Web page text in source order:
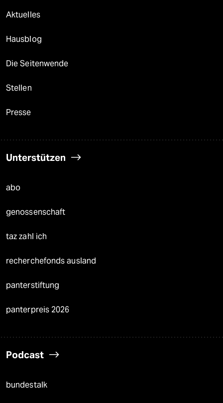
Aktuelles
Hausblog
Die Seitenwende
Stellen
Presse
Unterstützen
abo
genossenschaft
taz zahl ich
recherchefonds ausland
panterstiftung
panterpreis 2026
Podcast
bundestalk